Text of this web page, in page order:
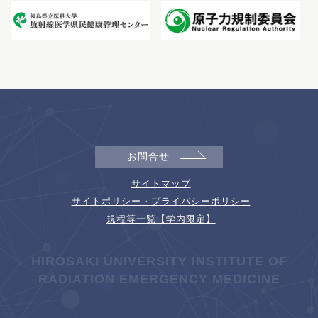
お問合せ
サイトマップ
サイトポリシー・プライバシーポリシー
規程等一覧【学内限定】
HIROSAKI UNIVERSITY INSTITUTE OF
RADIATION EMERGENCY MEDICINE